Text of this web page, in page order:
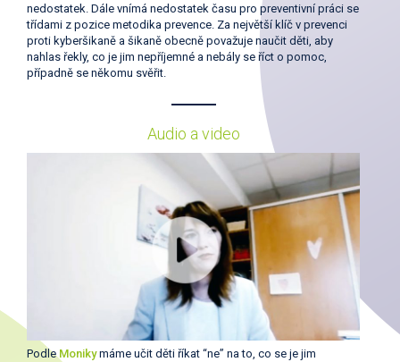
nedostatek. Dále vnímá nedostatek času pro preventivní práci se
třídami z pozice metodika prevence. Za největší klíč v prevenci
proti kyberšikaně a šikaně obecně považuje naučit děti, aby
nahlas řekly, co je jim nepříjemné a nebály se říct o pomoc,
případně se někomu svěřit.
Audio a video
Podle Monikymáme učit děti říkat “ne” na to, co se je jim